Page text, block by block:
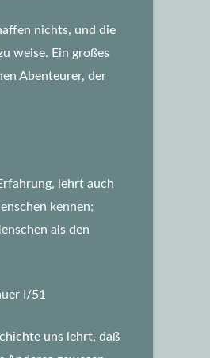
nichts, und die
weise. Ein großes
Abenteurer, der
lehrt auch
kennen;
als den
I/51
uns lehrt, daß